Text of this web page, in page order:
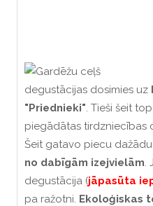
degustācijas dosimies uz
"Priednieki". Tieši šeit
piegādātas tirdzniecības
Šeit gatavo piecu
no dabīgām izejvielām.
degustācija (jāpasūta
pa ražotni. Ekoloģiskas